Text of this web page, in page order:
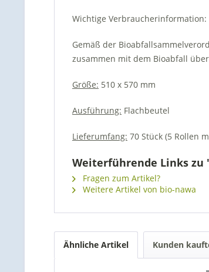
Wichtige Verbraucherinformation:
Gemäß der
zusammen mit dem Bioabfall
Größe: 510 x 570 mm
Ausführung: Flachbeutel
Lieferumfang: 70 Stück (5 Rollen
Weiterführende Links zu
Fragen zum Artikel?
Weitere Artikel von bio-nawa
Ähnliche Artikel Kunden